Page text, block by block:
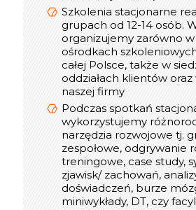
Szkolenia stacjonarne
grupach od 12-14 osób.
organizujemy zarówno
ośrodkach
całej Polsce, także w
oddziałach klientów oraz
naszej firmy
Podczas spotkań
wykorzystujemy
narzędzia rozwojowe tj.
zespołowe, odgrywanie
treningowe, case study,
zjawisk/ zachowań,
doświadczeń, burze
miniwykłady, DT, czy
Mamy duże doświadczenie
szkoleń online -
rozpoczęliśmy w
Podczas szkoleń
otrzymują materiały w
W trakcie realizacji
do dyspozycji
konsultant, który
Optymalna liczba
interaktywnym szkoleniu
osób, w